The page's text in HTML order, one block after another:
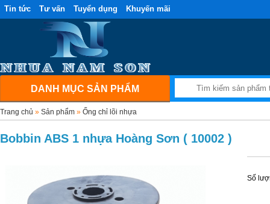
Tin tức Tư vấn Tuyển dụng Khuyến mãi
DANH MỤC SẢN PHẨM
Trang chủ » Sản phẩm » Ống chỉ lõi nhựa
Bobbin ABS 1 nhựa Hoàng Sơn ( 10002 )
Số